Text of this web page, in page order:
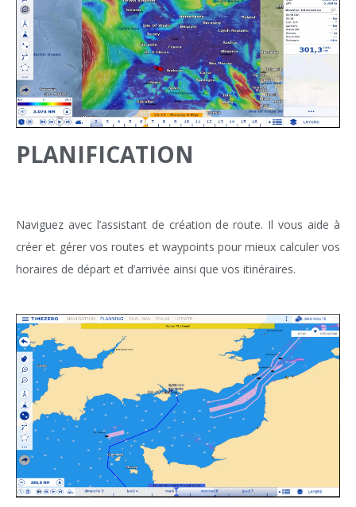
PLANIFICATION
Naviguez avec l’assistant de création de route. Il vous aide à
créer et gérer vos routes et waypoints pour mieux calculer vos
horaires de départ et d’arrivée ainsi que vos itinéraires.